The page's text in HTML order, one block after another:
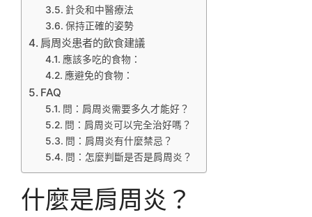
針灸和中醫療法
保持正確的姿勢
肩周炎患者的飲食建議
應該多吃的食物：
應避免的食物：
FAQ
問：肩周炎需要多久才能好？
問：肩周炎可以完全治好嗎？
問：肩周炎有什麼禁忌？
問：怎麼判斷是否是肩周炎？
什麼是肩周炎？